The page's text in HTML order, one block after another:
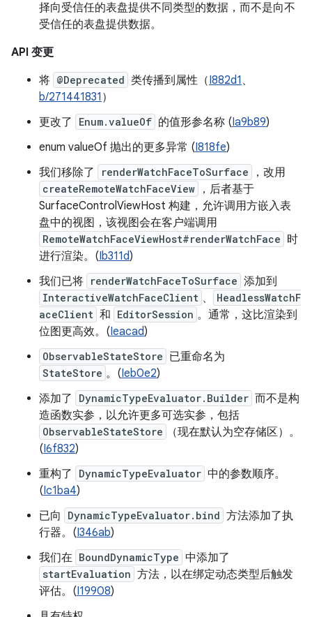
择向受信任的表盘提供不同类型的数据，而不是向不
受信任的表盘提供数据。
API 变更
将 @Deprecated 类传播到属性（I882d1 、
b/271441831 ）
更改了
Enum.valueOf 的值形参名称 (Ia9b89)
enum valueOf 抛出的更多异常 (I818fe)
我们移除了
renderWatchFaceToSurface ，改用
createRemoteWatchFaceView
，后者基于
SurfaceControlViewHost 构建，允许调用方嵌入表
盘中的视图，该视图会在客户端调用
RemoteWatchFaceViewHost#renderWatchFace 时
进行渲染。(Ib311d)
我们已将 renderWatchFaceToSurface 添加到
InteractiveWatchFaceClient 、
HeadlessWatchF
aceClient 和 EditorSession 。通常，这比渲染到
位图更高效。(Ieacad)
ObservableStateStore 已重命名为
StateStore 。(Ieb0e2)
添加了
DynamicTypeEvaluator.Builder 而不是构
造函数实参，以允许更多可选实参，包括
ObservableStateStore
（现在默认为空存储区）。
(I6f832)
重构了
DynamicTypeEvaluator 中的参数顺序。
(Ic1ba4)
已向
DynamicTypeEvaluator.bind 方法添加了执
行器。(I346ab)
我们在 BoundDynamicType 中添加了
startEvaluation 方法，以在绑定动态类型后触发
评估。(I19908)